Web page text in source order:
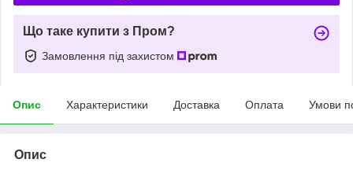
Що таке купити з Пром?
Замовлення під захистом
Опис Характеристики Доставка Оплата Умови
Опис